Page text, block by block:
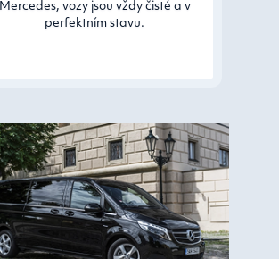
Mercedes, vozy jsou vždy čisté a v
perfektním stavu.